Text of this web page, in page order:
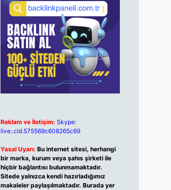
Reklam ve İletişim: Skype:
live:.cid.575569c608265c69
Yasal Uyarı: Bu internet sitesi, herhangi
bir marka, kurum veya şahıs şirketi ile
hiçbir bağlantısı bulunmamaktadır.
Sitede yalnızca kendi hazırladığımız
makaleler paylaşılmaktadır. Burada yer